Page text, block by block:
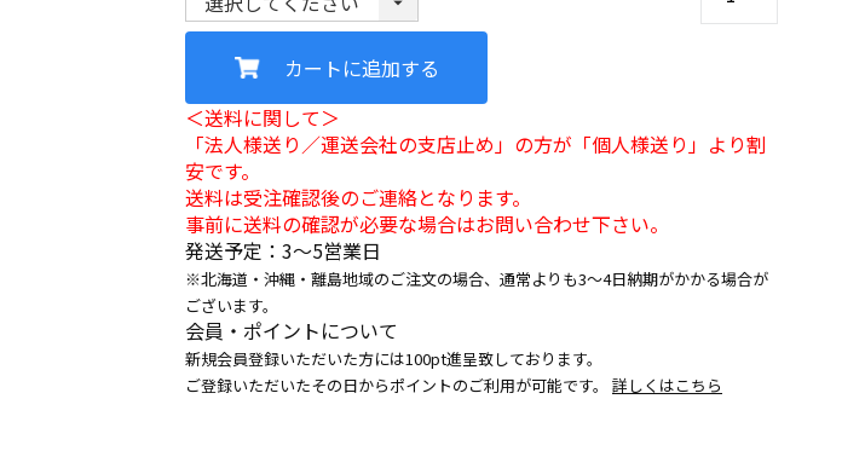
カートに追加する
＜送料に関して＞
「法人様送り／運送会社の支店止め」の方が「個人様送り」より割
安です。
送料は受注確認後のご連絡となります。
事前に送料の確認が必要な場合はお問い合わせ下さい。
発送予定：3〜5営業日
※北海道・沖縄・離島地域のご注文の場合、通常よりも3～4日納期がかかる場合が
ございます。
会員・ポイントについて
新規会員登録いただいた方には100pt進呈致しております。
ご登録いただいたその日からポイントのご利用が可能です。 詳しくはこちら